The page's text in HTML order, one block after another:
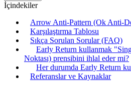
İçindekiler
Arrow Anti-Pattern (Ok Anti-
Karşılaştırma Tablosu
Sıkça Sorulan Sorular (FAQ)
Early Return kullanmak
Noktası) prensibini ihlal eder mi?
Her durumda Early Return
Referanslar ve Kaynaklar